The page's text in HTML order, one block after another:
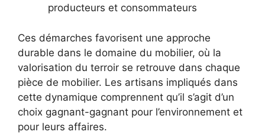
producteurs et consommateurs
Ces démarches favorisent une approche
durable dans le domaine du mobilier, où la
valorisation du terroir se retrouve dans chaque
pièce de mobilier. Les artisans impliqués dans
cette dynamique comprennent qu’il s’agit d’un
choix gagnant-gagnant pour l’environnement et
pour leurs affaires.